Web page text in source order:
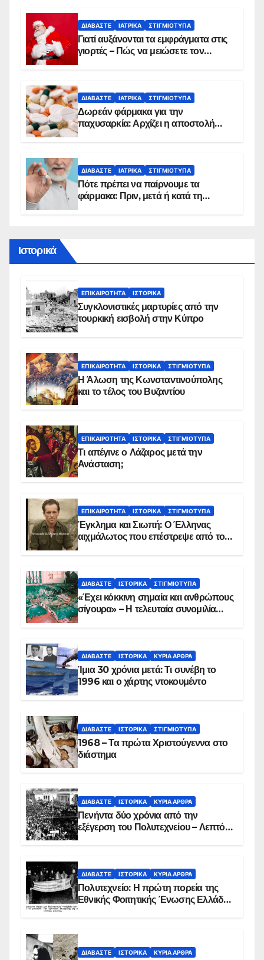
ΔΙΑΒΆΣΤΕ ΙΑΤΡΙΚΆ ΣΤΙΓΜΙΌΤΥΠΑ
Γιατί αυξάνονται τα εμφράγματα στις
γιορτές – Πώς να μειώσετε τον
ΔΙΑΒΆΣΤΕ ΙΑΤΡΙΚΆ ΣΤΙΓΜΙΌΤΥΠΑ
Δωρεάν φάρμακα για την
παχυσαρκία: Αρχίζει η αποστολή
ΔΙΑΒΆΣΤΕ ΙΑΤΡΙΚΆ ΣΤΙΓΜΙΌΤΥΠΑ
Πότε πρέπει να παίρνουμε τα
φάρμακα: Πριν, μετά ή κατά τη
Ιστορικά
ΕΠΙΚΑΙΡΌΤΗΤΑ ΙΣΤΟΡΙΚΆ
Συγκλονιστικές μαρτυρίες από την
τουρκική εισβολή στην Κύπρο
ΕΠΙΚΑΙΡΌΤΗΤΑ ΙΣΤΟΡΙΚΆ ΣΤΙΓΜΙΌΤΥΠΑ
Η Άλωση της Κωνσταντινούπολης
και το τέλος του Βυζαντίου
ΕΠΙΚΑΙΡΌΤΗΤΑ ΙΣΤΟΡΙΚΆ ΣΤΙΓΜΙΌΤΥΠΑ
Τι απέγινε ο Λάζαρος μετά την
Ανάσταση;
ΕΠΙΚΑΙΡΌΤΗΤΑ ΙΣΤΟΡΙΚΆ ΣΤΙΓΜΙΌΤΥΠΑ
Έγκλημα και Σιωπή: Ο Έλληνας
αιχμάλωτος που επέστρεψε από το
ΔΙΑΒΆΣΤΕ ΙΣΤΟΡΙΚΆ ΣΤΙΓΜΙΌΤΥΠΑ
«Έχει κόκκινη σημαία και ανθρώπους
σίγουρα» – Η τελευταία συνομιλία
ΔΙΑΒΆΣΤΕ ΙΣΤΟΡΙΚΆ ΚΥΡΙΑ ΑΡΘΡΑ
Ίμια 30 χρόνια μετά: Τι συνέβη το
1996 και ο χάρτης ντοκουμέντο
ΔΙΑΒΆΣΤΕ ΙΣΤΟΡΙΚΆ ΣΤΙΓΜΙΌΤΥΠΑ
1968 – Τα πρώτα Χριστούγεννα στο
διάστημα
ΔΙΑΒΆΣΤΕ ΙΣΤΟΡΙΚΆ ΚΥΡΙΑ ΑΡΘΡΑ
Πενήντα δύο χρόνια από την
εξέγερση του Πολυτεχνείου – Λεπτό
ΔΙΑΒΆΣΤΕ ΙΣΤΟΡΙΚΆ ΚΥΡΙΑ ΑΡΘΡΑ
Πολυτεχνείο: Η πρώτη πορεία της
Εθνικής Φοιτητικής Ένωσης Ελλάδος
ΔΙΑΒΆΣΤΕ ΙΣΤΟΡΙΚΆ ΚΥΡΙΑ ΑΡΘΡΑ